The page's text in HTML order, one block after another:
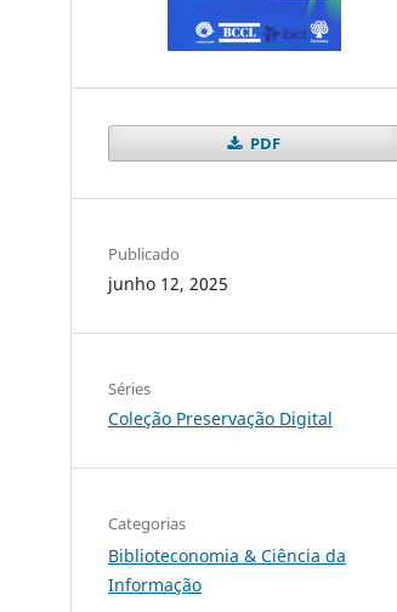
PDF
Publicado
junho 12, 2025
Séries
Coleção Preservação Digital
Categorias
Biblioteconomia & Ciência da
Informação